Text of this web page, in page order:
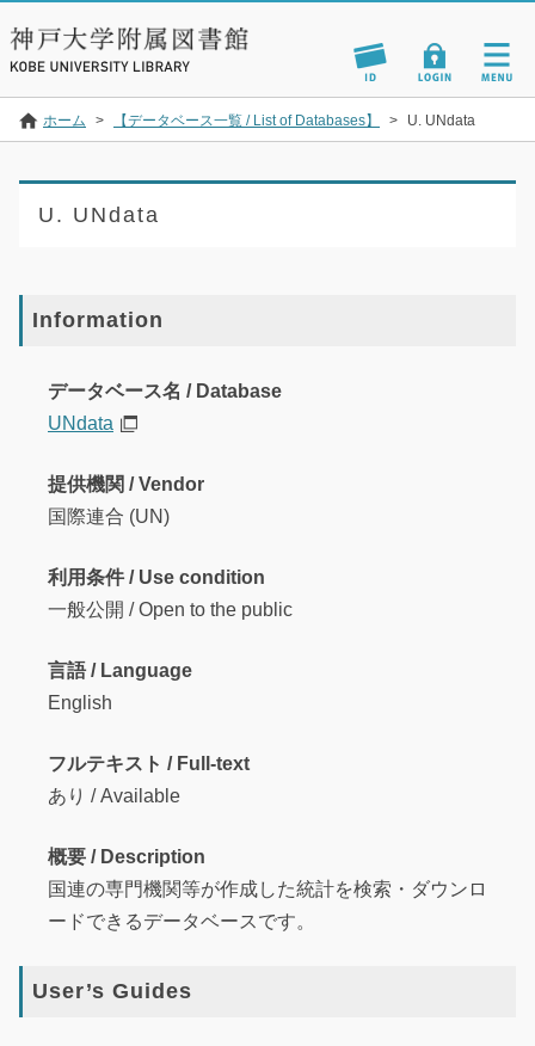
ホーム > 【データベース一覧 / List of Databases】 > U. UNdata
U. UNdata
Information
データベース名 / Database
UNdata
提供機関 / Vendor
国際連合 (UN)
利用条件 / Use condition
一般公開 / Open to the public
言語 / Language
English
フルテキスト / Full-text
あり / Available
概要 / Description
国連の専門機関等が作成した統計を検索・ダウンロ
ードできるデータベースです。
User’s Guides